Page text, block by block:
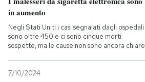
in aumento
Negli Stati Uniti i casi segnalati dagli ospedali
sono oltre 450 e ci sono cinque morti
sospette, ma le cause non sono ancora chiare
7/10/2024